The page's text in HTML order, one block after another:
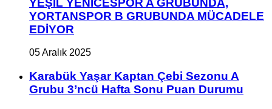
YORTANSPOR B GRUBUNDA MÜCADELE
EDİYOR
05 Aralık 2025
Karabük Yaşar Kaptan Çebi Sezonu A
Grubu 3’ncü Hafta Sonu Puan Durumu